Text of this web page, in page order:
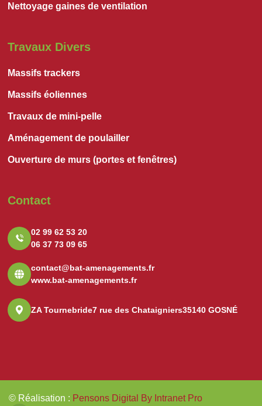
Nettoyage gaines de ventilation
Travaux Divers
Massifs trackers
Massifs éoliennes
Travaux de mini-pelle
Aménagement de poulailler
Ouverture de murs (portes et fenêtres)
Contact
02 99 62 53 20
06 37 73 09 65
contact@bat-amenagements.fr
www.bat-amenagements.fr
ZA Tournebride7 rue des Chataigniers35140 GOSNÉ
© Réalisation : Pensons Digital By Intranet Pro